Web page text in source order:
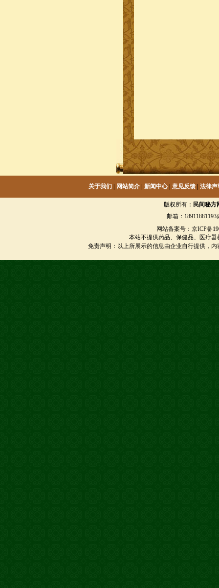
关于我们 网站简介 新闻中心| 意见反馈 法律声
版权所有： 民间秘方
邮箱：
网站备案号：京ICP备
本站不提供药品、保健品、医疗
免责声明：以上所展示的信息由企业自行提供，